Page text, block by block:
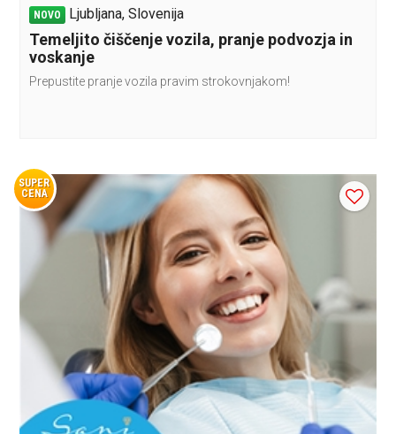
NOVO Ljubljana, Slovenija
Temeljito čiščenje vozila, pranje podvozja in
voskanje
Prepustite pranje vozila pravim strokovnjakom!
SUPER
CENA